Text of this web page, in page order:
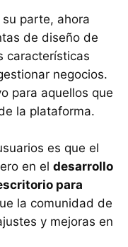
parte, ahora
de diseño de
características
negocios.
para aquellos que
la plataforma.
es que el
en el desarrollo
para
la comunidad de
y mejoras en